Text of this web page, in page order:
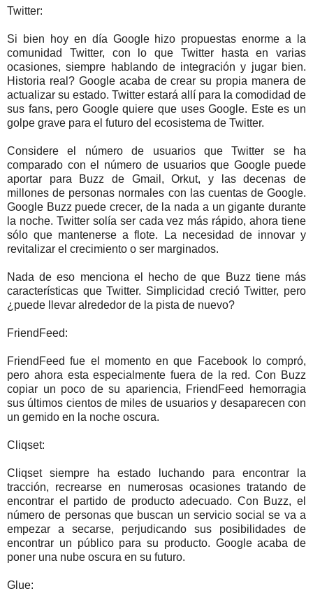
Twitter:
Si bien hoy en día Google hizo propuestas enorme a la
comunidad Twitter, con lo que Twitter hasta en varias
ocasiones, siempre hablando de integración y jugar bien.
Historia real? Google acaba de crear su propia manera de
actualizar su estado. Twitter estará allí para la comodidad de
sus fans, pero Google quiere que uses Google. Este es un
golpe grave para el futuro del ecosistema de Twitter.
Considere el número de usuarios que Twitter se ha
comparado con el número de usuarios que Google puede
aportar para Buzz de Gmail, Orkut, y las decenas de
millones de personas normales con las cuentas de Google.
Google Buzz puede crecer, de la nada a un gigante durante
la noche. Twitter solía ser cada vez más rápido, ahora tiene
sólo que mantenerse a flote. La necesidad de innovar y
revitalizar el crecimiento o ser marginados.
Nada de eso menciona el hecho de que Buzz tiene más
características que Twitter. Simplicidad creció Twitter, pero
¿puede llevar alrededor de la pista de nuevo?
FriendFeed:
FriendFeed fue el momento en que Facebook lo compró,
pero ahora esta especialmente fuera de la red. Con Buzz
copiar un poco de su apariencia, FriendFeed hemorragia
sus últimos cientos de miles de usuarios y desaparecen con
un gemido en la noche oscura.
Cliqset:
Cliqset siempre ha estado luchando para encontrar la
tracción, recrearse en numerosas ocasiones tratando de
encontrar el partido de producto adecuado. Con Buzz, el
número de personas que buscan un servicio social se va a
empezar a secarse, perjudicando sus posibilidades de
encontrar un público para su producto. Google acaba de
poner una nube oscura en su futuro.
Glue: